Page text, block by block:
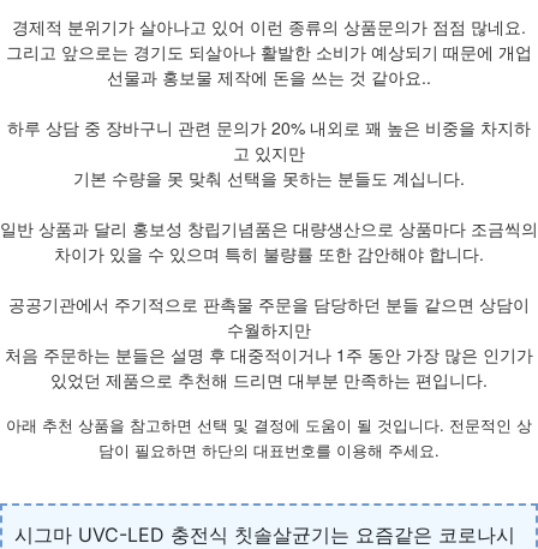
경제적 분위기가 살아나고 있어 이런 종류의 상품문의가 점점 많네요.
그리고 앞으로는 경기도 되살아나 활발한 소비가 예상되기 때문에 개업
선물과 홍보물 제작에 돈을 쓰는 것 같아요..
하루 상담 중 장바구니 관련 문의가 20% 내외로 꽤 높은 비중을 차지하
고 있지만
기본 수량을 못 맞춰 선택을 못하는 분들도 계십니다.
일반 상품과 달리 홍보성 창립기념품은 대량생산으로 상품마다 조금씩의
차이가 있을 수 있으며 특히 불량률 또한 감안해야 합니다.
공공기관에서 주기적으로 판촉물 주문을 담당하던 분들 같으면 상담이
수월하지만
처음 주문하는 분들은 설명 후 대중적이거나 1주 동안 가장 많은 인기가
있었던 제품으로 추천해 드리면 대부분 만족하는 편입니다.
아래 추천 상품을 참고하면 선택 및 결정에 도움이 될 것입니다. 전문적인 상
담이 필요하면 하단의 대표번호를 이용해 주세요.
시그마 UVC-LED 충전식 칫솔살균기는 요즘같은 코로나시